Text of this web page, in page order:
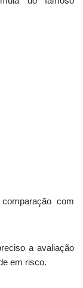
com
a avaliação
em risco.